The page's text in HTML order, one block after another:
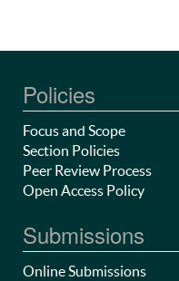
Policies
Focus and Scope
Section Policies
Peer Review Process
Open Access Policy
Submissions
Online Submissions